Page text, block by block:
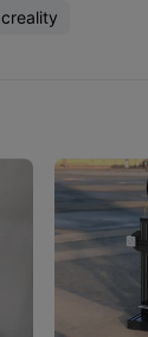
creality